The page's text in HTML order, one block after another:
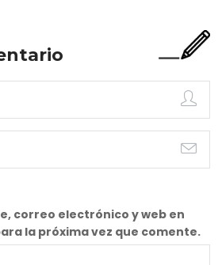
correo electrónico y web en
la próxima vez que comente.